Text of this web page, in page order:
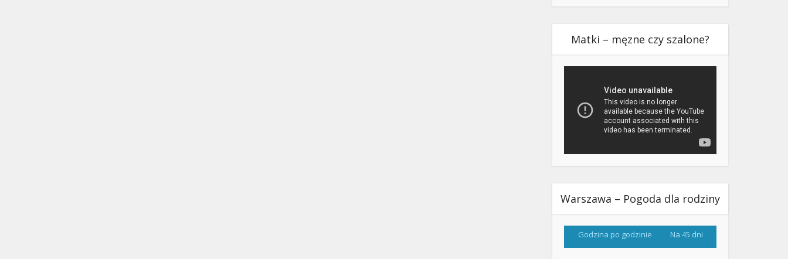
Matki – męzne czy szalone?
Warszawa – Pogoda dla rodziny
Godzina po godzinie Na 45 dni